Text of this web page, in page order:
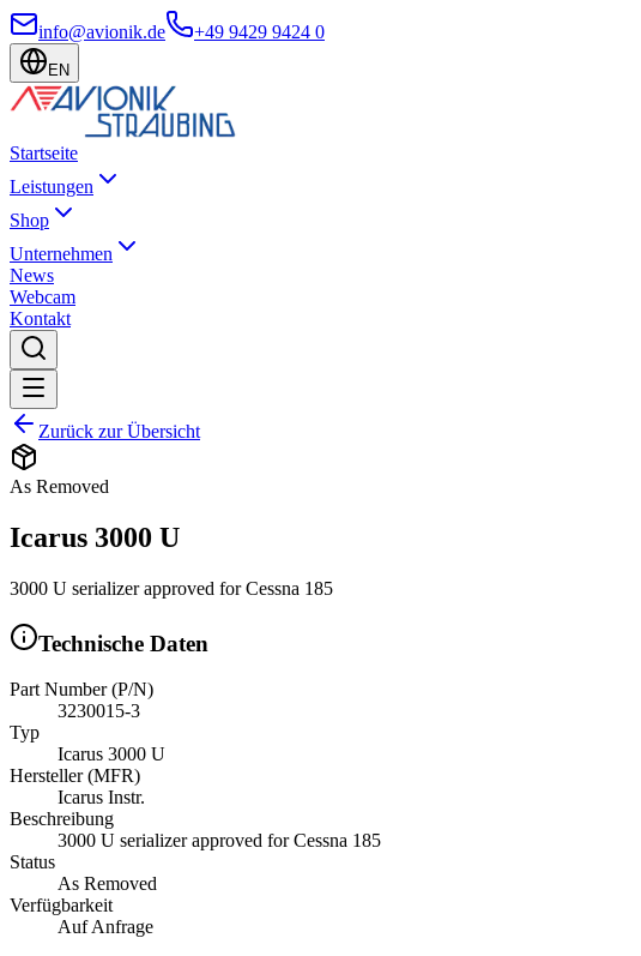
info@avionik.de +49 9429 9424 0
EN
Startseite
Leistungen
Shop
Unternehmen
News
Webcam
Kontakt
Zurück zur Übersicht
As Removed
Icarus 3000 U
3000 U serializer approved for Cessna 185
Technische Daten
Part Number (P/N)
3230015-3
Typ
Icarus 3000 U
Hersteller (MFR)
Icarus Instr.
Beschreibung
3000 U serializer approved for Cessna 185
Status
As Removed
Verfügbarkeit
Auf Anfrage